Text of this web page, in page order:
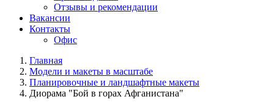
Отзывы и рекомендации
Вакансии
Контакты
Офис
Главная
Модели и макеты в масштабе
Планировочные и ландшафтные макеты
Диорама "Бой в горах Афганистана"